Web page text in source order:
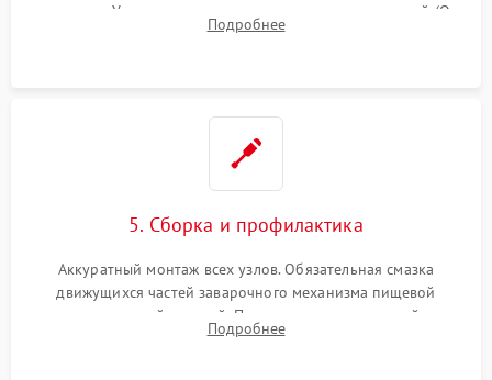
жерновов. Установка новых силиконовых уплотнителей (O-
ring) и тефлоновых трубок для надежного устранения
Подробнее
5. Сборка и профилактика
Аккуратный монтаж всех узлов. Обязательная смазка
движущихся частей заварочного механизма пищевой
силиконовой смазкой. Проведение программной
декальцинации и очистки системы от кофейных масел.
Подробнее